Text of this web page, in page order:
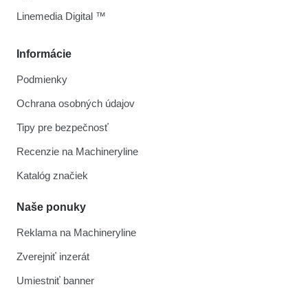
Informácie
Podmienky
Ochrana osobných údajov
Tipy pre bezpečnosť
Recenzie na Machineryline
Katalóg značiek
Naše ponuky
Reklama na Machineryline
Zverejniť inzerát
Umiestniť banner
Linemedia Digital ™